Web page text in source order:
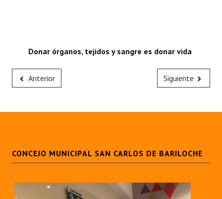
Donar órganos, tejidos y sangre es donar vida
Anterior Siguiente
CONCEJO MUNICIPAL SAN CARLOS DE BARILOCHE